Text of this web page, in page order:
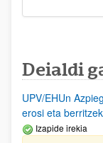
Deialdi
UPV/EHUn
erosi eta
Izapide irekia